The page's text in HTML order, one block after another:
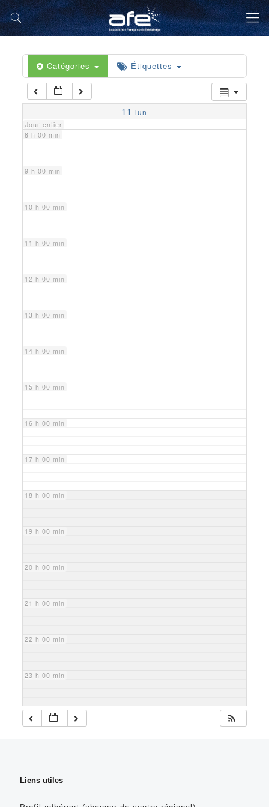
Catégories Étiquettes
11 lun
Jour entier
5 h 00 min
6 h 00 min
7 h 00 min
8 h 00 min
9 h 00 min
10 h 00 min
11 h 00 min
12 h 00 min
13 h 00 min
14 h 00 min
15 h 00 min
16 h 00 min
17 h 00 min
18 h 00 min
19 h 00 min
20 h 00 min
21 h 00 min
22 h 00 min
23 h 00 min
Liens utiles